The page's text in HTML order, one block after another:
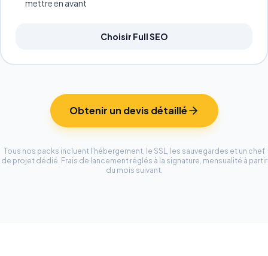
mettre en avant
Choisir Full SEO
Obtenir un devis détaillé
Tous nos packs incluent l'hébergement, le SSL, les sauvegardes et un chef
de projet dédié. Frais de lancement réglés à la signature, mensualité à partir
du mois suivant.